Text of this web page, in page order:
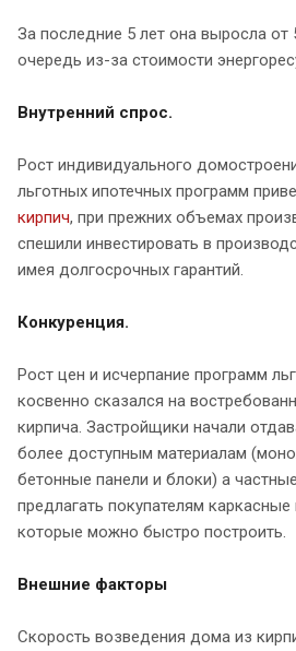
За последние 5 лет она выросла от
очередь из-за стоимости
Внутренний спрос.
Рост индивидуального
льготных ипотечных программ
кирпич, при прежних объемах
спешили инвестировать в
имея долгосрочных гарантий.
Конкуренция.
Рост цен и исчерпание программ
косвенно сказался на
кирпича. Застройщики начали
более доступным материалам
бетонные панели и блоки) а
предлагать покупателям
которые можно быстро построить.
Внешние факторы
Скорость возведения дома из